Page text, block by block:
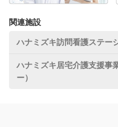
関連施設
ハナミズキ訪問看護ステー
ハナミズキ居宅介護支援事
ー）